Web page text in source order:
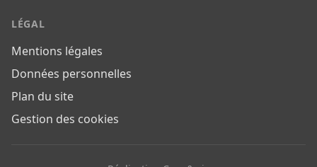
LÉGAL
Mentions légales
Données personnelles
Plan du site
Gestion des cookies